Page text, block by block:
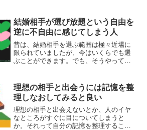
るんです。
結婚相手が選び放題という自由を
逆に不自由に感じてしまう人
昔は、結婚相手を選ぶ範囲は極々近場に
限られていましたが、今はいくらでも選
ぶことができます。でも、そうやってい
理想の相手と出会うには記憶を整
理しなおしてみると良い
理想の相手と出会えないとか、人のイヤ
なところがすぐに目についてしまうと
か。それって自分の記憶を整理すること